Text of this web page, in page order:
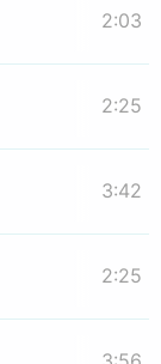
2:03
2:25
3:42
2:25